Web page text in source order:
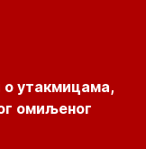
о утакмицама,
омиљеног